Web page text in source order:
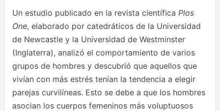
Un estudio publicado en la revista científica Plos
One, elaborado por catedráticos de la Universidad
de Newcastle y la Universidad de Westminster
(Inglaterra), analizó el comportamiento de varios
grupos de hombres y descubrió que aquellos que
vivían con más estrés tenían la tendencia a elegir
parejas curvilíneas. Esto se debe a que los hombres
asocian los cuerpos femeninos más voluptuosos